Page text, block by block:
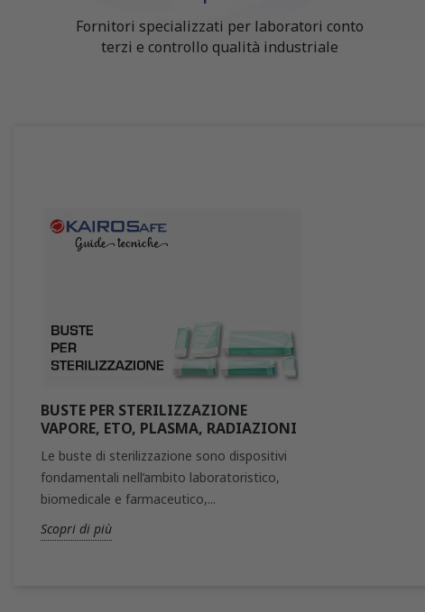
Fornitori specializzati per laboratori conto
terzi e controllo qualità industriale
BUSTE PER STERILIZZAZIONE
VAPORE, ETO, PLASMA, RADIAZIONI
Le buste di sterilizzazione sono dispositivi
fondamentali nell’ambito laboratoristico,
biomedicale e farmaceutico,...
Scopri di più